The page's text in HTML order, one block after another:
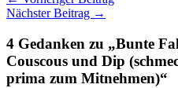
Nächster Beitrag →
4 Gedanken zu „Bunte
Couscous und Dip
prima zum Mitnehmen)“